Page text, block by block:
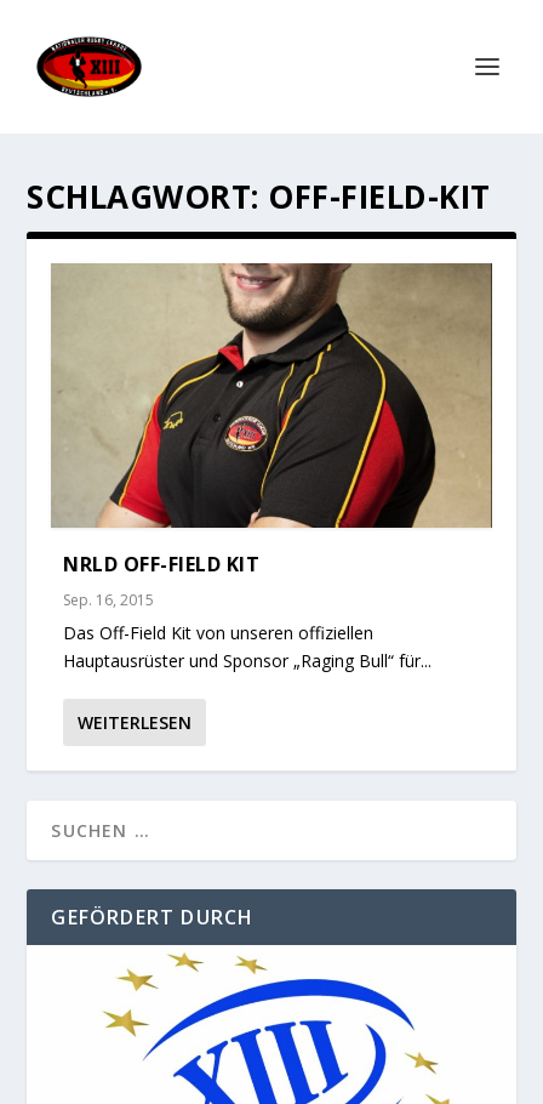
SCHLAGWORT: OFF-FIELD-KIT
NRLD OFF-FIELD KIT
Sep. 16, 2015
Das Off-Field Kit von unseren offiziellen
Hauptausrüster und Sponsor „Raging Bull“ für...
WEITERLESEN
GEFÖRDERT DURCH